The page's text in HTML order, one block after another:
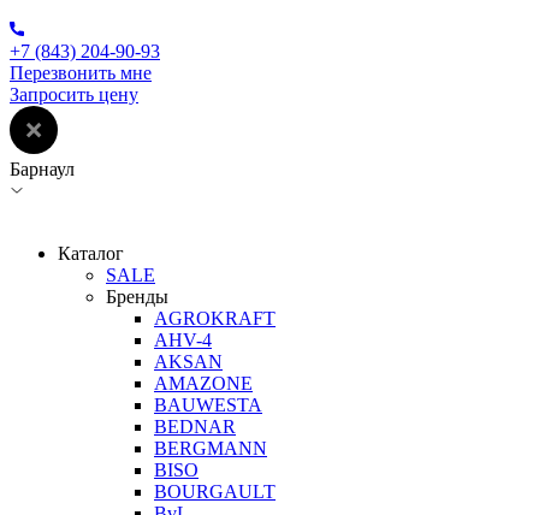
+7 (843) 204-90-93
Перезвонить мне
Запросить цену
Барнаул
Каталог
SALE
Бренды
AGROKRAFT
AHV-4
AKSAN
AMAZONE
BAUWESTA
BEDNAR
BERGMANN
BISO
BOURGAULT